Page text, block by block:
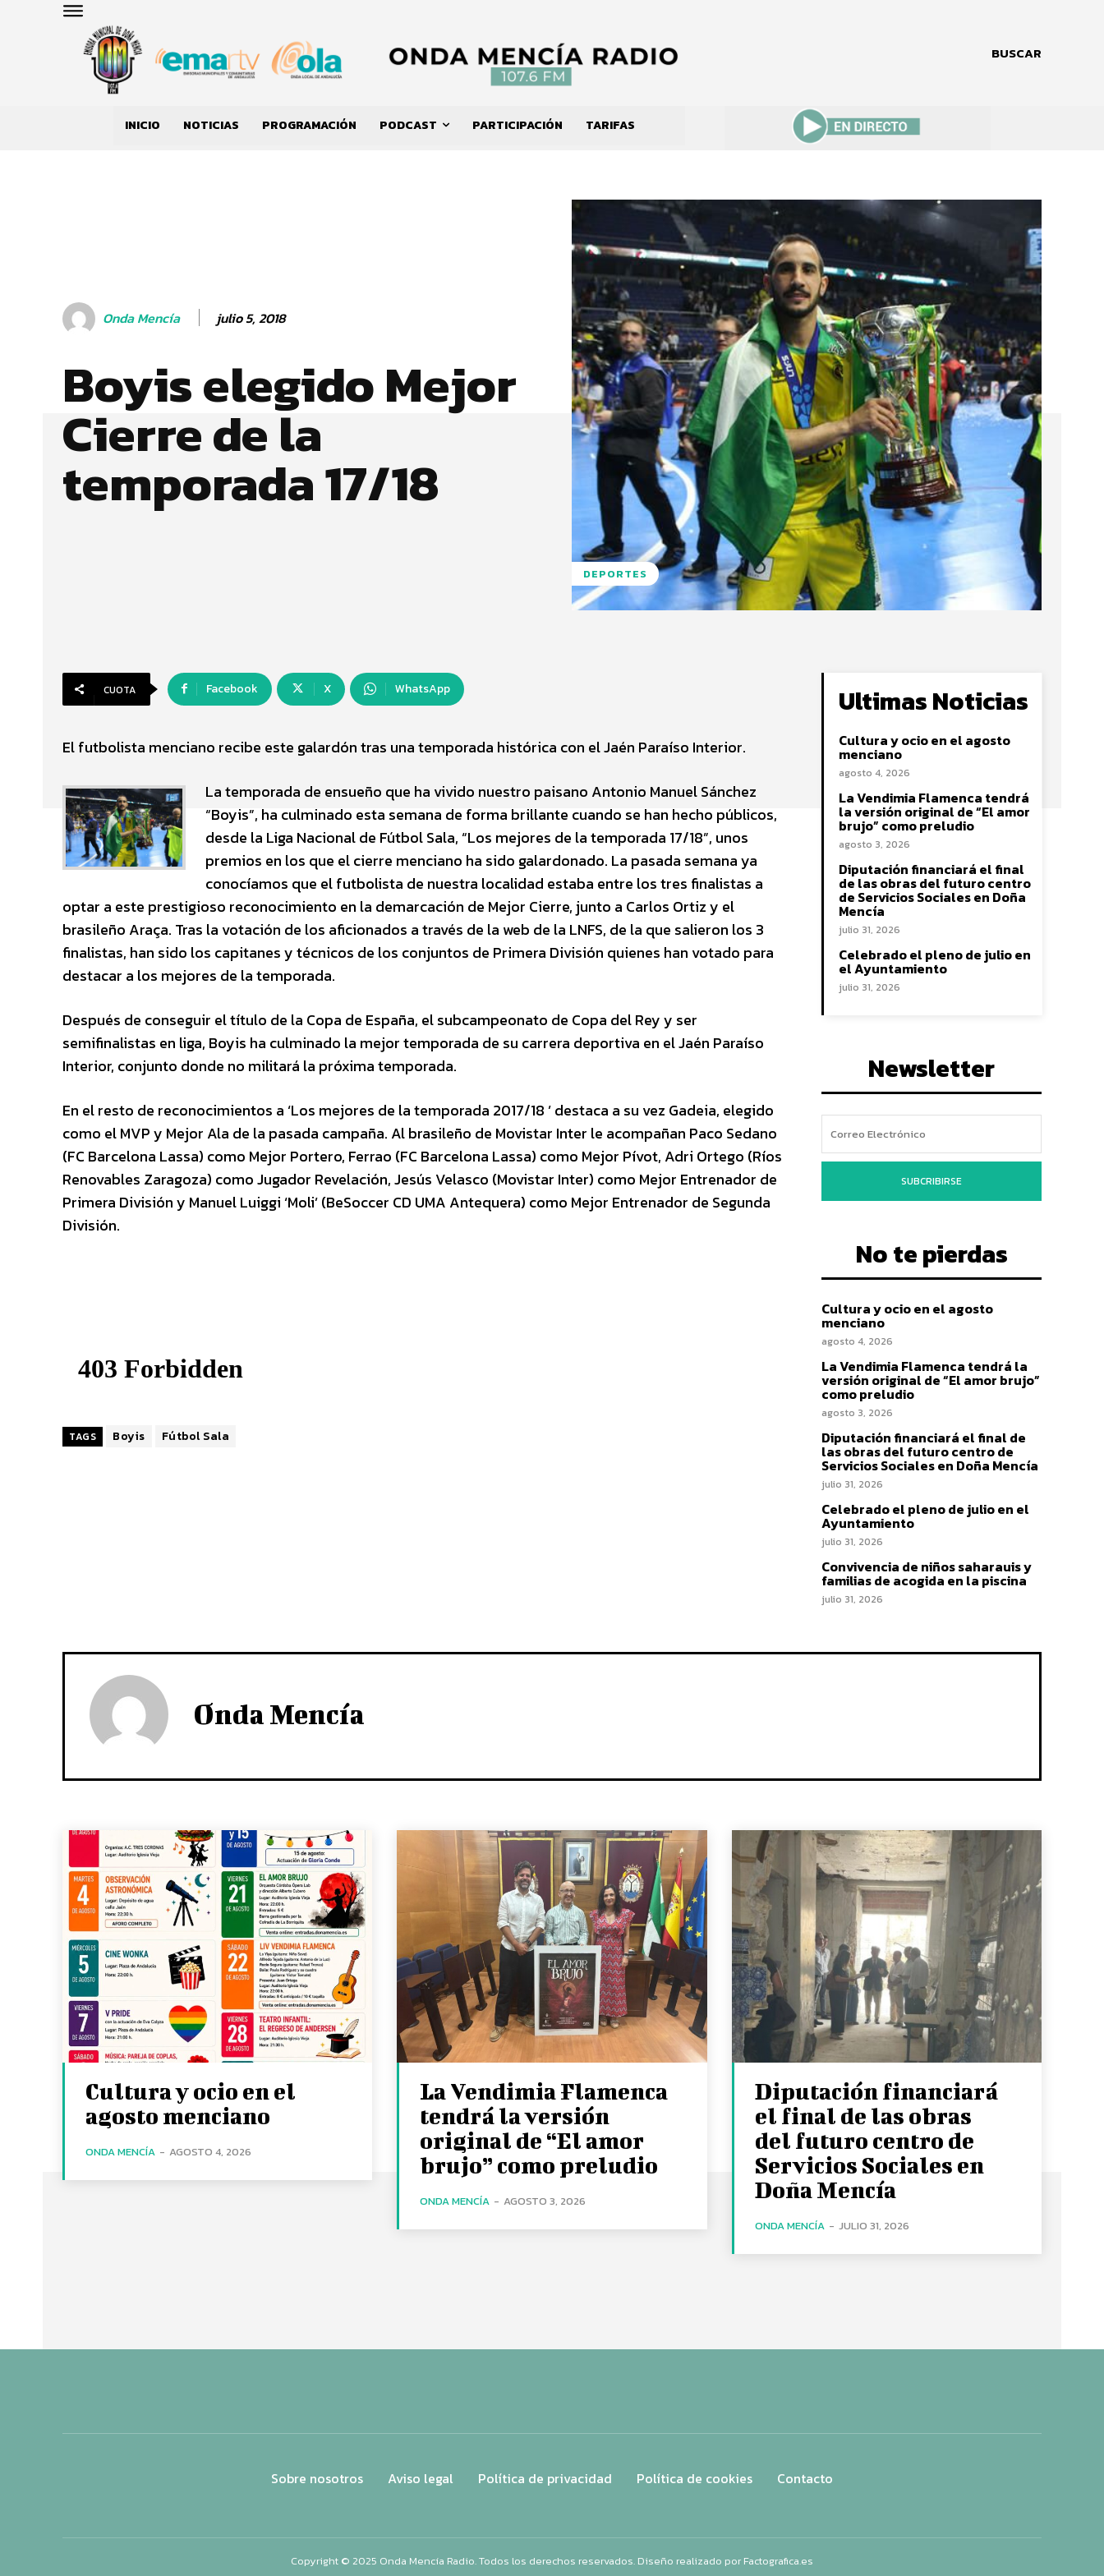
BUSCAR
INICIO NOTICIAS PROGRAMACIÓN PODCAST PARTICIPACIÓN TARIFAS
Onda Mencía julio 5, 2018
Boyis elegido Mejor
Cierre de la
temporada 17/18
DEPORTES
CUOTA Facebook X WhatsApp
El futbolista menciano recibe este galardón tras una temporada histórica con el Jaén Paraíso Interior.
La temporada de ensueño que ha vivido nuestro paisano Antonio Manuel Sánchez
“Boyis”, ha culminado esta semana de forma brillante cuando se han hecho públicos,
desde la Liga Nacional de Fútbol Sala, “Los mejores de la temporada 17/18”, unos
premios en los que el cierre menciano ha sido galardonado. La pasada semana ya
conocíamos que el futbolista de nuestra localidad estaba entre los tres finalistas a
optar a este prestigioso reconocimiento en la demarcación de Mejor Cierre, junto a Carlos Ortiz y el
brasileño Araça. Tras la votación de los aficionados a través de la web de la LNFS, de la que salieron los 3
finalistas, han sido los capitanes y técnicos de los conjuntos de Primera División quienes han votado para
destacar a los mejores de la temporada.
Después de conseguir el título de la Copa de España, el subcampeonato de Copa del Rey y ser
semifinalistas en liga, Boyis ha culminado la mejor temporada de su carrera deportiva en el Jaén Paraíso
Interior, conjunto donde no militará la próxima temporada.
En el resto de reconocimientos a ‘Los mejores de la temporada 2017/18 ’ destaca a su vez Gadeia, elegido
como el MVP y Mejor Ala de la pasada campaña. Al brasileño de Movistar Inter le acompañan Paco Sedano
(FC Barcelona Lassa) como Mejor Portero, Ferrao (FC Barcelona Lassa) como Mejor Pívot, Adri Ortego (Ríos
Renovables Zaragoza) como Jugador Revelación, Jesús Velasco (Movistar Inter) como Mejor Entrenador de
Primera División y Manuel Luiggi ‘Moli’ (BeSoccer CD UMA Antequera) como Mejor Entrenador de Segunda
División.
TAGS Boyis Fútbol Sala
Ultimas Noticias
Cultura y ocio en el agosto
menciano
agosto 4, 2026
La Vendimia Flamenca tendrá
la versión original de “El amor
brujo” como preludio
agosto 3, 2026
Diputación financiará el final
de las obras del futuro centro
de Servicios Sociales en Doña
Mencía
julio 31, 2026
Celebrado el pleno de julio en
el Ayuntamiento
julio 31, 2026
Newsletter
SUBCRIBIRSE
No te pierdas
Cultura y ocio en el agosto
menciano
agosto 4, 2026
La Vendimia Flamenca tendrá la
versión original de “El amor brujo”
como preludio
agosto 3, 2026
Diputación financiará el final de
las obras del futuro centro de
Servicios Sociales en Doña Mencía
julio 31, 2026
Celebrado el pleno de julio en el
Ayuntamiento
julio 31, 2026
Convivencia de niños saharauis y
familias de acogida en la piscina
julio 31, 2026
Onda Mencía
Cultura y ocio en el
agosto menciano
ONDA MENCÍA - AGOSTO 4, 2026
La Vendimia Flamenca
tendrá la versión
original de “El amor
brujo” como preludio
ONDA MENCÍA - AGOSTO 3, 2026
Diputación financiará
el final de las obras
del futuro centro de
Servicios Sociales en
Doña Mencía
ONDA MENCÍA - JULIO 31, 2026
Sobre nosotros Aviso legal Política de privacidad Política de cookies Contacto
Copyright © 2025 Onda Mencía Radio. Todos los derechos reservados. Diseño realizado por Factografica.es